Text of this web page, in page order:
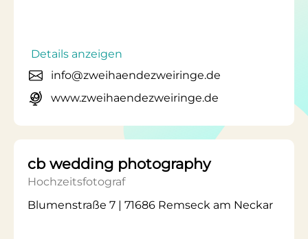
Details anzeigen
info@zweihaendezweiringe.de
www.zweihaendezweiringe.de
cb wedding photography
Hochzeitsfotograf
Blumenstraße 7 | 71686 Remseck am Neckar